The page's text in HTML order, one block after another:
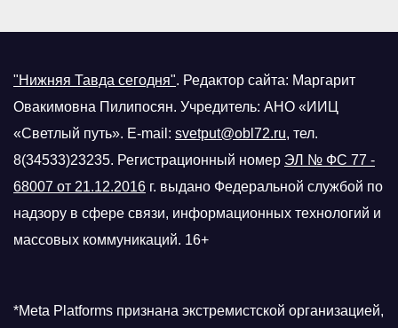
"Нижняя Тавда сегодня". Редактор сайта: Маргарит
Овакимовна Пилипосян. Учредитель: АНО «ИИЦ
«Светлый путь». E-mail: svetput@obl72.ru, тел.
8(34533)23235. Регистрационный номер ЭЛ № ФС 77 -
68007 от 21.12.2016 г. выдано Федеральной службой по
надзору в сфере связи, информационных технологий и
массовых коммуникаций. 16+
*Meta Platforms признана экстремистской организацией,